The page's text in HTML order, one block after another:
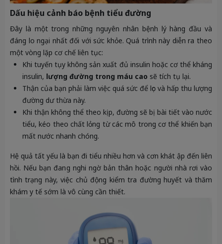
Dấu hiệu cảnh báo bệnh tiểu đường
Đây là một trong những nguyên nhân bệnh lý hàng đầu và
đáng lo ngại nhất đối với sức khỏe. Quá trình này diễn ra theo
một vòng lặp cơ chế liên tục:
Khi tuyến tụy không sản xuất đủ insulin hoặc cơ thể kháng
insulin, lượng đường trong máu cao sẽ tích tụ lại.
Thận của bạn phải làm việc quá sức để lọc và hấp thu lượng
đường dư thừa này.
Khi thận không thể theo kịp, đường sẽ bị bài tiết vào nước
tiểu, kéo theo chất lỏng từ các mô trong cơ thể khiến bạn
mất nước nhanh chóng.
Hệ quả tất yếu là bạn đi tiểu nhiều hơn và cơn khát ập đến liên
hồi. Nếu bạn đang nghi ngờ bản thân hoặc người nhà rơi vào
tình trạng này, việc chủ động kiểm tra đường huyết và thăm
khám y tế sớm là vô cùng cần thiết.